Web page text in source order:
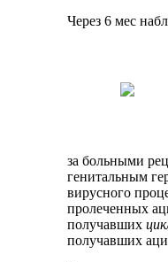
Через 6 мес
за больными
генитальным
вирусного
пролеченных
получавших
получавших